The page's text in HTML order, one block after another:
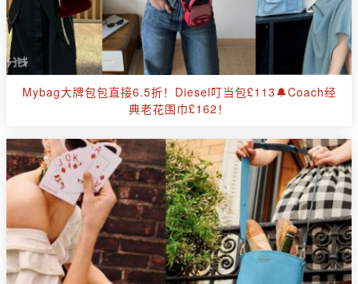
Mybag大牌包包直接6.5折！Diesel叮当包£113🔔Coach经
典老花围巾£162！